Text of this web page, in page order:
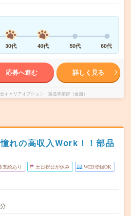
30代 40代 50代 60代
応募へ進む 詳しく見る
キャリアオプション 製造事業部（全国）
憧れの高収入Work！！部品
支給あり 土日祝日が休み WEB登録OK